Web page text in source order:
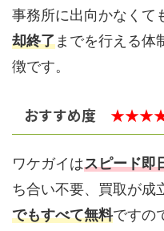
事務所に出向かなくて
却終了までを行える体
徴です。
おすすめ度
ワケガイはスピード即
ち合い不要、買取が成
でもすべて無料ですの